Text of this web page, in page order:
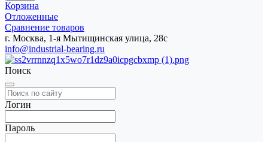
Корзина
Отложенные
Сравнение товаров
г. Москва, 1-я Мытищинская улица, 28с
info@industrial-bearing.ru
Поиск
Логин
Пароль